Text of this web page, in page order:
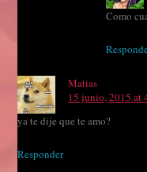
Como
Matias
15 junio, 2015 at
ya te dije que te amo?
Responder